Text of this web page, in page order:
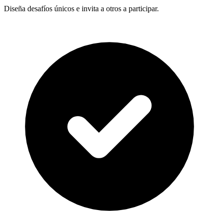
Diseña desafíos únicos e invita a otros a participar.